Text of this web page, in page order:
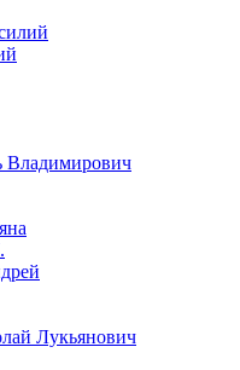
Владимирович
Лукьянович